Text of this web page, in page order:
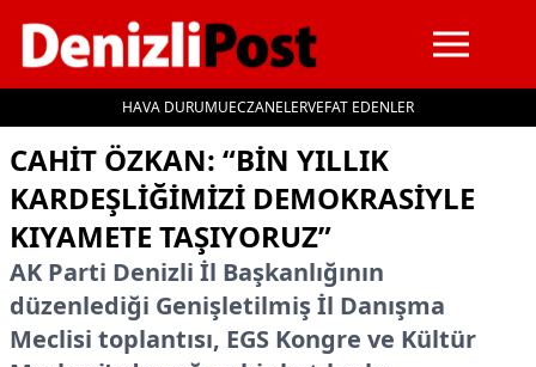
HAVA DURUMUECZANELERVEFAT EDENLER
İçeriğe geç
CAHIT ÖZKAN: “BIN YILLIK
KARDEŞLIĞIMIZI DEMOKRASIYLE
KIYAMETE TAŞIYORUZ”
AK Parti Denizli İl Başkanlığının
düzenlediği Genişletilmiş İl Danışma
Meclisi toplantısı, EGS Kongre ve Kültür